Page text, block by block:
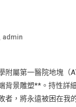
admin
附屬第一醫院地塊（
背景雕塑**。持性詳
者，將永遠被困在我